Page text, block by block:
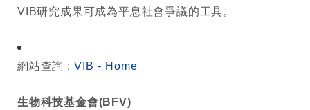
VIB研究成果可成為平息社會爭議的工具。
網站查詢 : VIB - Home
生物科技基金會(BFV)